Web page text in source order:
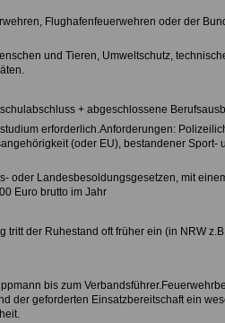
Flughafenfeuerwehren oder der
und Tieren, Umweltschutz,
+ abgeschlossene
erforderlich.Anforderungen:
(oder EU), bestandener Sport-
oder Landesbesoldungsgesetzen, mit
Euro brutto im Jahr
tritt der Ruhestand oft früher ein (in NRW
bis zum
der geforderten Einsatzbereitschaft ein